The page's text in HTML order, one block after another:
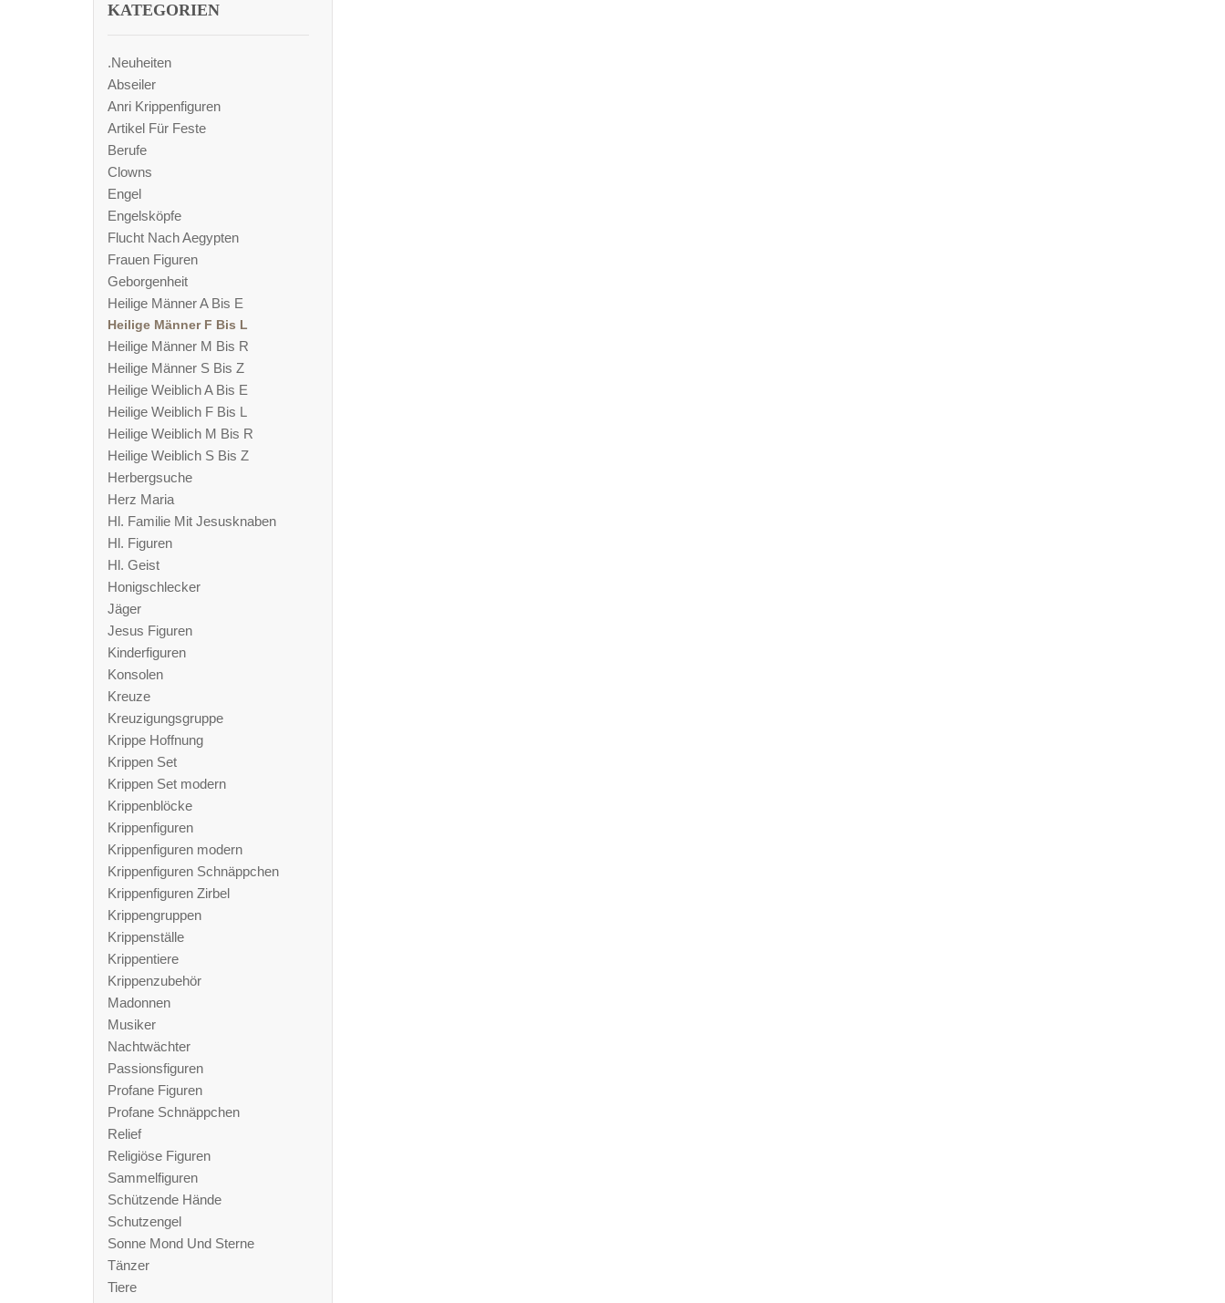
KATEGORIEN
.Neuheiten
Abseiler
Anri Krippenfiguren
Artikel Für Feste
Berufe
Clowns
Engel
Engelsköpfe
Flucht Nach Aegypten
Frauen Figuren
Geborgenheit
Heilige Männer A Bis E
Heilige Männer F Bis L
Heilige Männer M Bis R
Heilige Männer S Bis Z
Heilige Weiblich A Bis E
Heilige Weiblich F Bis L
Heilige Weiblich M Bis R
Heilige Weiblich S Bis Z
Herbergsuche
Herz Maria
Hl. Familie Mit Jesusknaben
Hl. Figuren
Hl. Geist
Honigschlecker
Jäger
Jesus Figuren
Kinderfiguren
Konsolen
Kreuze
Kreuzigungsgruppe
Krippe Hoffnung
Krippen Set
Krippen Set modern
Krippenblöcke
Krippenfiguren
Krippenfiguren modern
Krippenfiguren Schnäppchen
Krippenfiguren Zirbel
Krippengruppen
Krippenställe
Krippentiere
Krippenzubehör
Madonnen
Musiker
Nachtwächter
Passionsfiguren
Profane Figuren
Profane Schnäppchen
Relief
Religiöse Figuren
Sammelfiguren
Schützende Hände
Schutzengel
Sonne Mond Und Sterne
Tänzer
Tiere